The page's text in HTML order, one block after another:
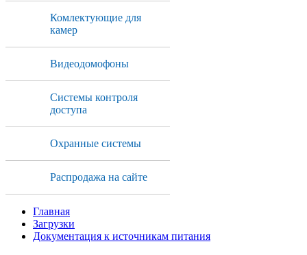
Комлектующие для
камер
Видеодомофоны
Системы контроля
доступа
Охранные системы
Распродажа на сайте
Главная
Загрузки
Документация к источникам питания